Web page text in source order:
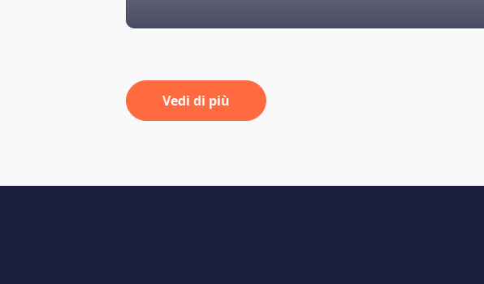
Vedi di più